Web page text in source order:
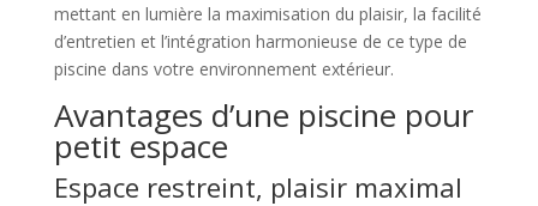
mettant en lumière la maximisation du plaisir, la facilité
d’entretien et l’intégration harmonieuse de ce type de
piscine dans votre environnement extérieur.
Avantages d’une piscine pour
petit espace
Espace restreint, plaisir maximal